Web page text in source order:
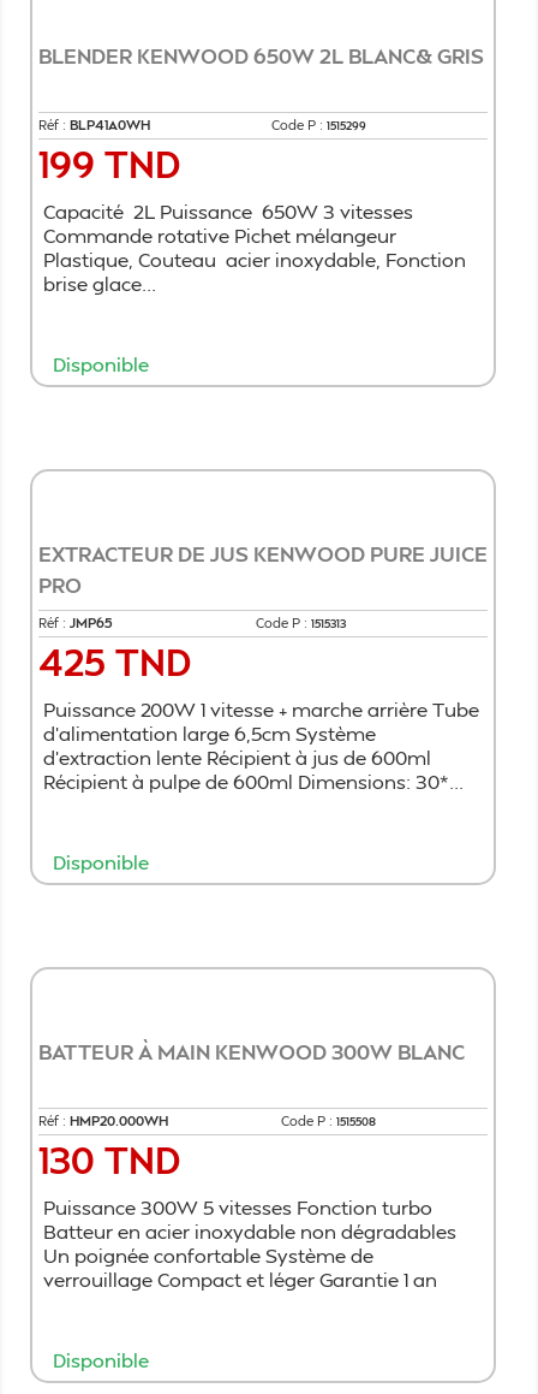
BLENDER KENWOOD 650W 2L BLANC& GRIS
Réf : BLP41A0WH Code P : 1515299
Prix
199 TND
Capacité 2L Puissance 650W 3 vitesses
Commande rotative Pichet mélangeur
Plastique, Couteau acier inoxydable, Fonction
brise glace...
Disponible
EXTRACTEUR DE JUS KENWOOD PURE JUICE
PRO
Réf : JMP65 Code P : 1515313
Prix
425 TND
Puissance 200W 1 vitesse + marche arrière Tube
d'alimentation large 6,5cm Système
d'extraction lente Récipient à jus de 600ml
Récipient à pulpe de 600ml Dimensions: 30*...
Disponible
BATTEUR À MAIN KENWOOD 300W BLANC
Réf : HMP20.000WH Code P : 1515508
Prix
130 TND
Puissance 300W 5 vitesses Fonction turbo
Batteur en acier inoxydable non dégradables
Un poignée confortable Système de
verrouillage Compact et léger Garantie 1 an
Disponible